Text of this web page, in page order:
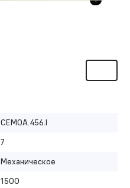
CEMOA.456.I
7
Механическое
1500